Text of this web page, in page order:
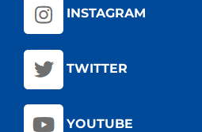
INSTAGRAM
TWITTER
YOUTUBE